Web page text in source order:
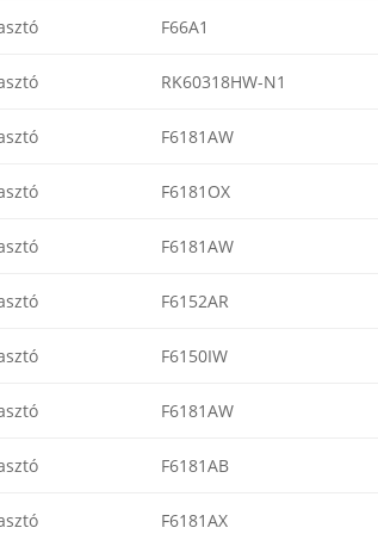
F66A1
RK60318HW-N1
F6181AW
F6181OX
F6181AW
F6152AR
F6150IW
F6181AW
F6181AB
F6181AX